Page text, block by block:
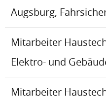
Augsburg,
Mitarbeiter
Elektro- und
Mitarbeiter